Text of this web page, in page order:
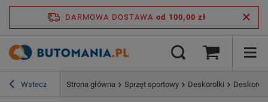
DARMOWA DOSTAWA od 100,00 zł
Wstecz Strona główna Sprzęt sportowy Deskorolki